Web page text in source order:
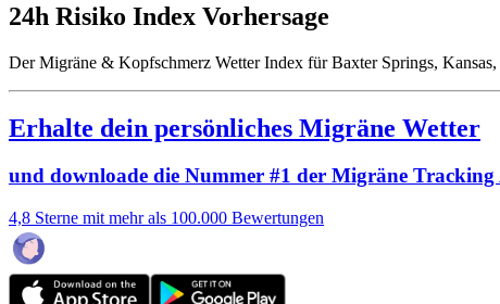
24h Risiko Index Vorhersage
Der Migräne & Kopfschmerz Wetter Index für Baxter Springs,
Erhalte dein persönliches Migräne Wetter
und downloade die Nummer #1 der Migräne Tracking
4,8 Sterne mit mehr als 100.000 Bewertungen